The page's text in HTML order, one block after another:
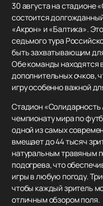
30 августа на стадионе
состоится
«Акрон» и «Балтика».
седьмого тура
быть захватывающим
Обе команды находятся
дополнительных очков,
игру особенно важной
Стадион «Солидарность
чемпионату мира по
одной из самых
вмещает до 44 тысяч
натуральным травяным
подогрева, что
игры в любую погоду.
чтобы каждый зритель
отличным обзором поля.